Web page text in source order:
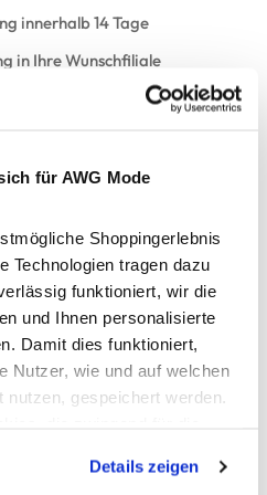
für AWG Mode
Shoppingerlebnis
Technologien tragen dazu
funktioniert, wir die
und Ihnen personalisierte
Damit dies funktioniert,
Nutzer, wie und auf welchen
nutzen, gespeichert werden.
der Webseite auf jeden
Details zeigen
innerhalb 14 Tage
in Ihre Wunschfiliale